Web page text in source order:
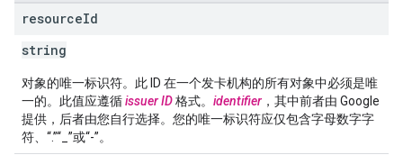
resourceId
string
对象的唯一标识符。此 ID 在一个发卡机构的所有对象中必须是唯
一的。此值应遵循issuer ID格式。 identifier ，其中前者由 Google
提供，后者由您自行选择。您的唯一标识符应仅包含字母数字字
符、“.”“_”或“-”。